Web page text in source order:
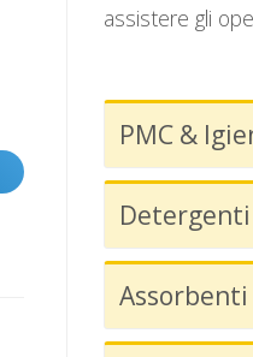
assistere gli
PMC &
Assorbenti